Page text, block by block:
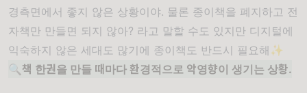
경측면에서 좋지 않은 상황이야. 물론 종이책을 폐지하고 전
자책만 만들면 되지 않아? 라고 말할 수도 있지만 디지털에
익숙하지 않은 세대도 많기에 종이책도 반드시 필요해✨
🔍책 한권을 만들 때마다 환경적으로 악영향이 생기는 상황.